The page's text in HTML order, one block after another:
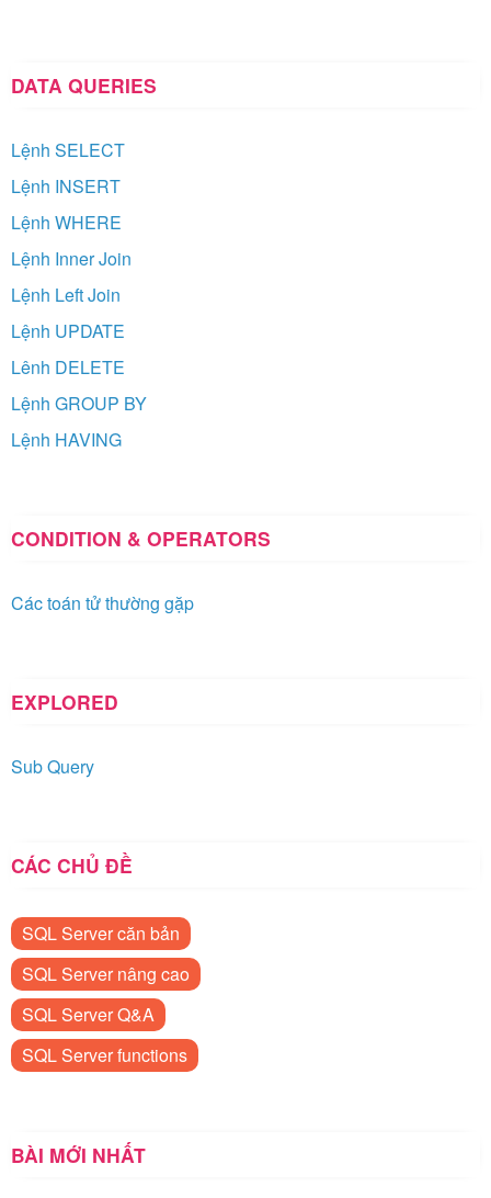
DATA QUERIES
Lệnh SELECT
Lệnh INSERT
Lệnh WHERE
Lệnh Inner Join
Lệnh Left Join
Lệnh UPDATE
Lênh DELETE
Lệnh GROUP BY
Lệnh HAVING
CONDITION & OPERATORS
Các toán tử thường gặp
EXPLORED
Sub Query
CÁC CHỦ ĐỀ
SQL Server căn bản
SQL Server nâng cao
SQL Server Q&A
SQL Server functions
BÀI MỚI NHẤT